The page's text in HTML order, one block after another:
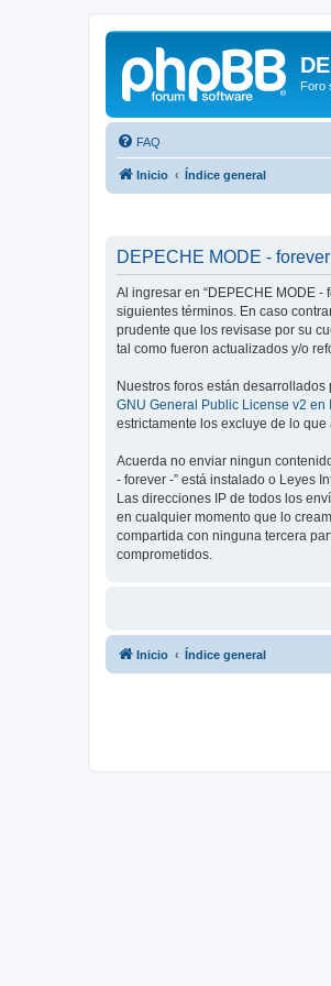
Foro
FAQ
Inicio Índice general
DEPECHE MODE -
Al ingresar en “DEPECHE MODE -
siguientes términos. En caso
prudente que los revisase por su
tal como fueron actualizados y/o
Nuestros foros están desarrollados
GNU General Public License v2 en
estrictamente los excluye de lo
Acuerda no enviar ningun
- forever -” está instalado o Leyes
Las direcciones IP de todos los
en cualquier momento que lo
compartida con ninguna tercera
comprometidos.
Inicio Índice general